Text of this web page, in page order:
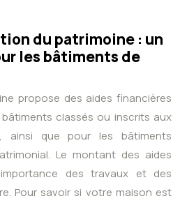
du patrimoine : un
les bâtiments de
propose des aides financières
classés ou inscrits aux
ainsi que pour les bâtiments
Le montant des aides
des travaux et des
Pour savoir si votre maison est